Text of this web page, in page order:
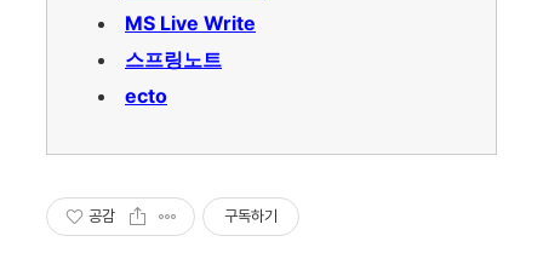
MS Live Write
스프링노트
ecto
공감 구독하기